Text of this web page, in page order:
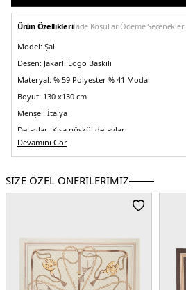
Ürün Özellikleriİade KoşullarıÖdeme Seçenekleri
Model: Şal
Desen: Jakarlı Logo Baskılı
Materyal: % 59 Polyester % 41 Modal
Boyut: 130 x130 cm
Menşei: İtalya
Detaylar: Kısa püskül detayları
5DE2AW5191POL03SAN.17
Devamını Gör
SİZE ÖZEL ÖNERİLERİMİZ